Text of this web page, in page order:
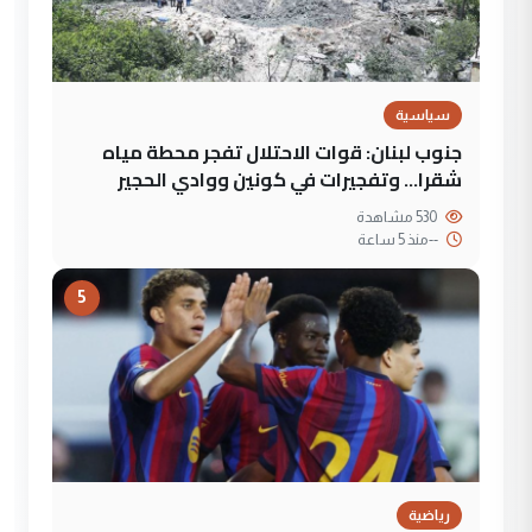
سياسية
جنوب لبنان: قوات الاحتلال تفجر محطة مياه
شقرا… وتفجيرات في كونين ووادي الحجير
--منذ 5 ساعة
5
رياضية